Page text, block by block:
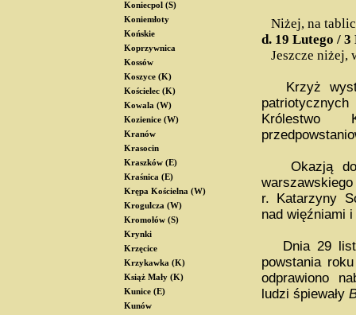
Koniecpol (S)
Koniemłoty
Końskie
Koprzywnica
Kossów
Koszyce (K)
Kościelec (K)
Kowala (W)
Kozienice (W)
Kranów
Krasocin
Kraszków (E)
Kraśnica (E)
Krępa Kościelna (W)
Krogulcza (W)
Kromołów (S)
Krynki
Krzęcice
Krzykawka (K)
Książ Mały (K)
Kunice (E)
Kunów
Niżej, na
d. 19 Lutego /
Jeszcze
Krzyż
Królestwo
Okazją do
r. Katarzyny
nad więźniami
Dnia 29
powstania
odprawiono
ludzi śpiewały